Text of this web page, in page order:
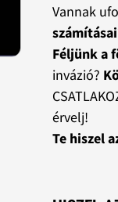
Vannak
Féljünk a
invázió?
érvelj!
Te hiszel